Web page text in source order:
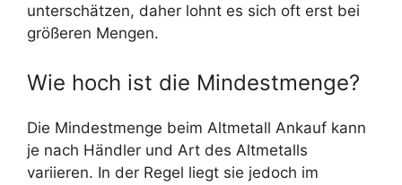
unterschätzen, daher lohnt es sich oft erst bei
größeren Mengen.
Wie hoch ist die Mindestmenge?
Die Mindestmenge beim Altmetall Ankauf kann
je nach Händler und Art des Altmetalls
variieren. In der Regel liegt sie jedoch im